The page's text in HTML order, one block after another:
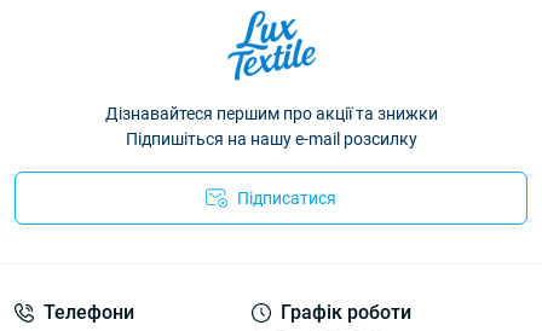
Дізнавайтеся першим про акції та знижки
Підпишіться на нашу e-mail розсилку
Підписатися
Телефони Графік роботи